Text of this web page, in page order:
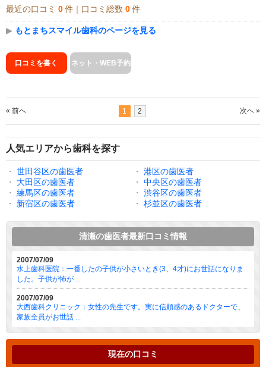
最近の口コミ 0 件｜口コミ総数 0 件
▶ もとまちスマイル歯科のページを見る
口コミを書く ネット・WEB予約
« 前へ 1 2 次へ »
人気エリアから歯科を探す
・ 世田谷区の歯医者 ・
港区の歯医者
・
大田区の歯医者 ・
中央区の歯医者
・
練馬区の歯医者 ・
渋谷区の歯医者
・
新宿区の歯医者 ・ 杉並区の歯医者
清瀬の歯医者最新口コミ情報
2007/07/09
水上歯科医院：一番したの子供が小さいとき(3、4才)にお世話になりま
した。子供が怖が ...
2007/07/09
大西歯科クリニック：女性の先生です。実に信頼感のあるドクターで、
家族全員がお世話 ...
現在の口コミ